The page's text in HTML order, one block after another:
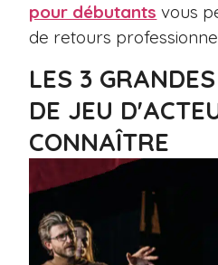
pour débutants vous
de retours
LES 3
DE JEU
CONNAÎTRE